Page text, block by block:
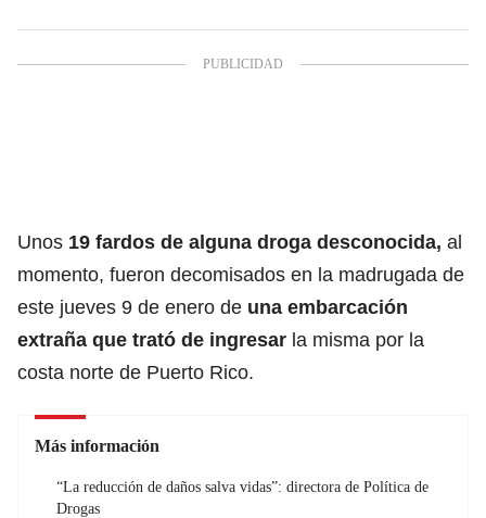
Unos 19 fardos de alguna droga desconocida, al
momento, fueron decomisados en la madrugada de
este jueves 9 de enero de una embarcación
extraña que trató de ingresar la misma por la
costa norte de Puerto Rico.
Más información
“La reducción de daños salva vidas”: directora de Política de
Drogas